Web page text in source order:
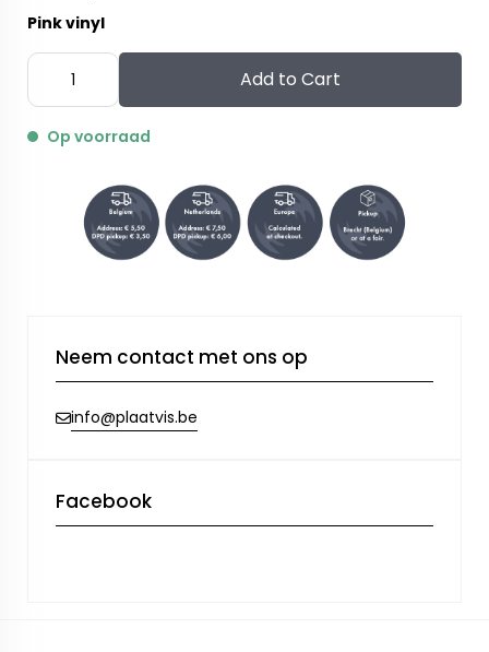
Pink vinyl
Add to Cart
Op voorraad
Neem contact met ons op
info@plaatvis.be
Facebook